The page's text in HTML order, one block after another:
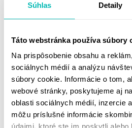
Súhlas Detaily
Táto webstránka používa súbory
Na prispôsobenie obsahu a
sociálnych médií a analýzu
súbory cookie. Informácie o tom,
webové stránky, poskytujeme aj
oblasti sociálnych médií, inzercie
môžu príslušné informácie
údajmi, ktoré ste im poskytli
MOHLO BY